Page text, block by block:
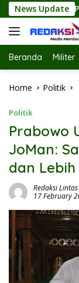
Skip
to
content
News Update
Merah
Beranda Militer
Home Politik
Politik
Prabowo
JoMan:
dan Lebih
Redaksi Lintas
17 February